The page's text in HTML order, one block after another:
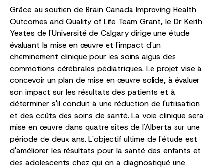
Grâce au soutien de Brain Canada Improving Health
Outcomes and Quality of Life Team Grant, le Dr Keith
Yeates de l'Université de Calgary dirige une étude
évaluant la mise en œuvre et l'impact d'un
cheminement clinique pour les soins aigus des
commotions cérébrales pédiatriques. Le projet vise à
concevoir un plan de mise en œuvre solide, à évaluer
son impact sur les résultats des patients et à
déterminer s'il conduit à une réduction de l'utilisation
et des coûts des soins de santé. La voie clinique sera
mise en œuvre dans quatre sites de l'Alberta sur une
période de deux ans. L'objectif ultime de l'étude est
d'améliorer les résultats pour la santé des enfants et
des adolescents chez qui on a diagnostiqué une